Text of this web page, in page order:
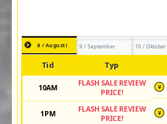
8 / Augusti 9 / September 10 / Oktober
Tid Typ
10AM
FLASH SALE REVIEW
PRICE!
¥
1PM
FLASH SALE REVIEW
PRICE!
¥